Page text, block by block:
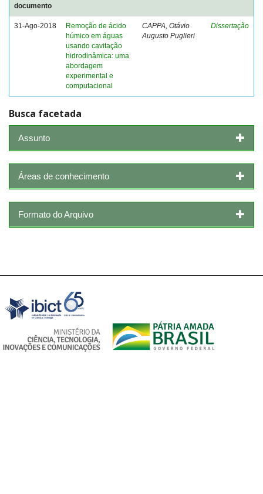
documento
31-Ago-2018
Remoção de ácido
húmico em águas
usando cavitação
hidrodinâmica: uma
abordagem
experimental e
computacional
CAPPA, Otávio
Augusto Puglieri
Dissertação
Busca facetada
Assunto
Áreas de conhecimento
Formato do Arquivo